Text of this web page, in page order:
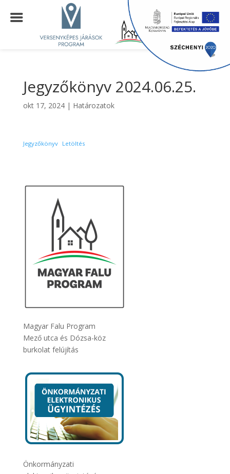
Jegyzőkönyv 2024.06.25.
okt 17, 2024| Határozatok
Jegyzőkönyv Letöltés
Magyar Falu Program
Mező utca és Dózsa-köz
burkolat felújítás
Önkormányzati